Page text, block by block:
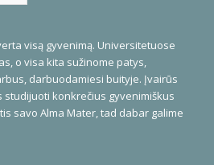
visą gyvenimą. Universitetuose
o visa kita sužinome patys,
darbuodamiesi buityje. Įvairūs
konkrečius gyvenimiškus
savo Alma Mater, tad dabar galime